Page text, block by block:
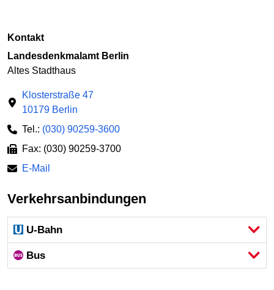
Kontakt
Landesdenkmalamt Berlin
Altes Stadthaus
Klosterstraße 47
10179 Berlin
Tel.: (030) 90259-3600
Fax: (030) 90259-3700
E-Mail
Verkehrsanbindungen
U-Bahn
Bus